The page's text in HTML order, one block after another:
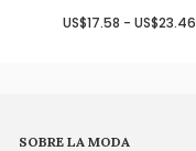
US$17.58 - US$23.46
SOBRE LA MODA